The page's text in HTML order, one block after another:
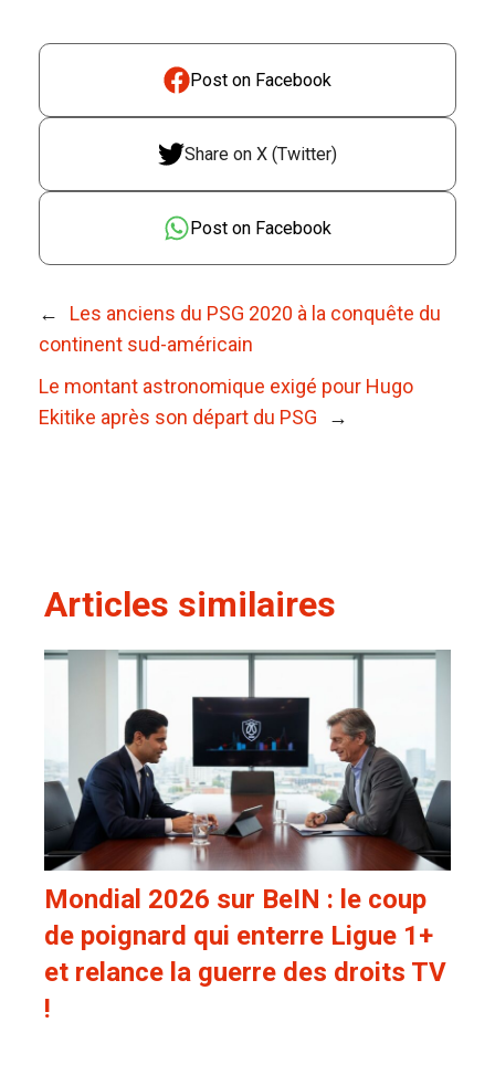
Post on Facebook
Share on X (Twitter)
Post on Facebook
←
Les anciens du PSG 2020 à la conquête du
continent sud-américain
Le montant astronomique exigé pour Hugo
Ekitike après son départ du PSG
→
Articles similaires
Mondial 2026 sur BeIN : le coup
de poignard qui enterre Ligue 1+
et relance la guerre des droits TV
!